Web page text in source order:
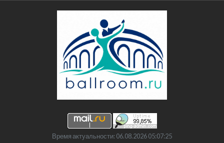
Время актуальности: 06.08.2026 05:07:25